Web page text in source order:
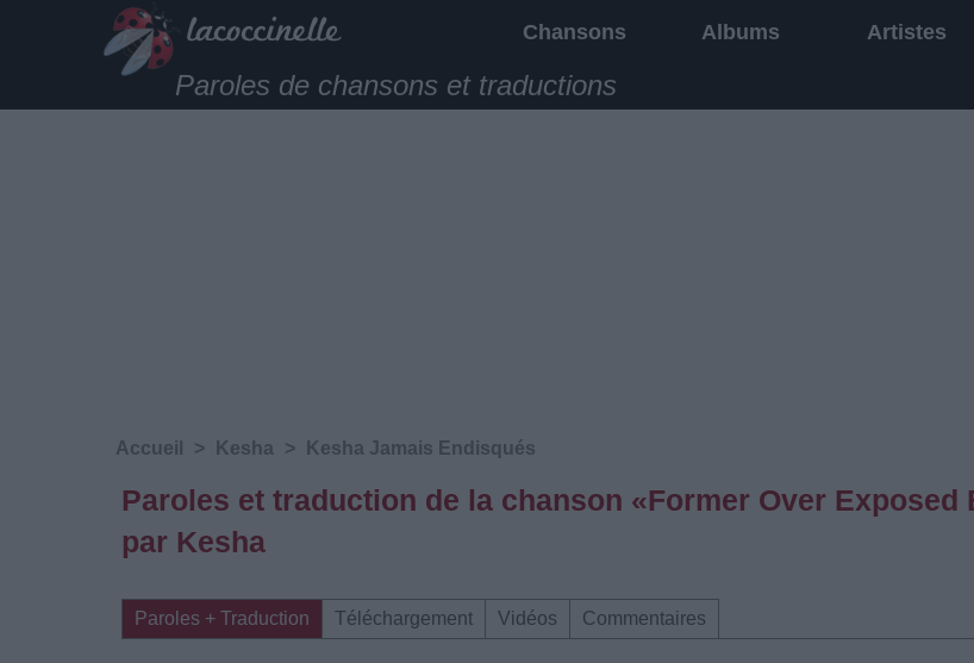
Chansons Albums Artistes
Paroles de chansons et traductions
Accueil > Kesha > Kesha Jamais Endisqués
Paroles et traduction de la chanson «Former Over Exposed
par Kesha
Paroles + Traduction Téléchargement Vidéos Commentaires